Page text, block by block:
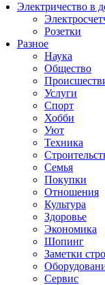
Электричество в
Розетки
Разное
Наука
Общество
Услуги
Спорт
Хобби
Уют
Техника
Семья
Покупки
Отношения
Культура
Здоровье
Экономика
Шопинг
Заметки
Сервис